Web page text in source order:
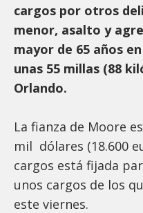
cargos por otros
menor, asalto y
mayor de 65 años
unas 55 millas (88
Orlando.
La fianza de Moore
mil dólares (18.600
cargos está fijada
unos cargos de los
este viernes.